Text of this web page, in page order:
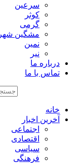
سرعین
کوثر
گرمی
مشگین شهر
نمین
نیر
درباره ما
تماس با ما
خانه
آخرین اخبار
اجتماعی
اقتصادی
سیاسی
فرهنگی